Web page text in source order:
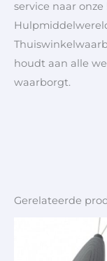
service naar onze
houdt aan alle
waarborgt.
Gerelateerde